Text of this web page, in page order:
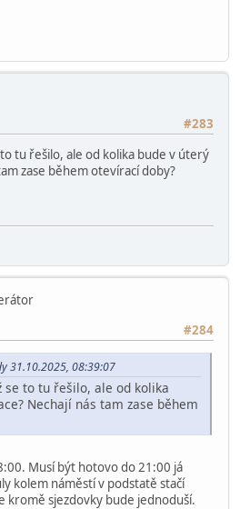
#283
tu řešilo, ale od kolika bude v úterý
zase během otevírací doby?
#284
31.10.2025, 08:39:07
se to tu řešilo, ale od kolika
Nechají nás tam zase během
Musí být hotovo do 21:00 já
kolem náměstí v podstatě stačí
kromě sjezdovky bude jednoduší.